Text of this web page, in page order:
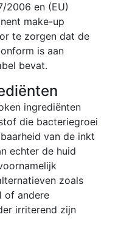
2006 en (EU)
make-up
te zorgen dat de
is aan
bevat.
ingrediënten
die bacteriegroei
van de inkt
echter de huid
zoals
of andere
irriterend zijn